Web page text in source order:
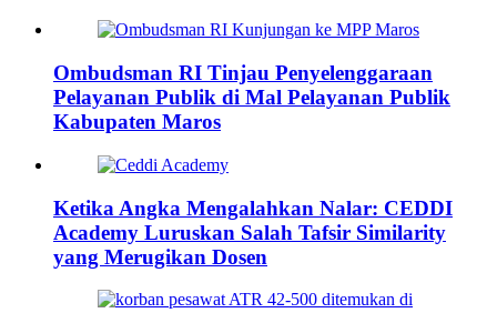
Ombudsman RI Tinjau Penyelenggaraan
Pelayanan Publik di Mal Pelayanan Publik
Kabupaten Maros
Ketika Angka Mengalahkan Nalar: CEDDI
Academy Luruskan Salah Tafsir Similarity
yang Merugikan Dosen